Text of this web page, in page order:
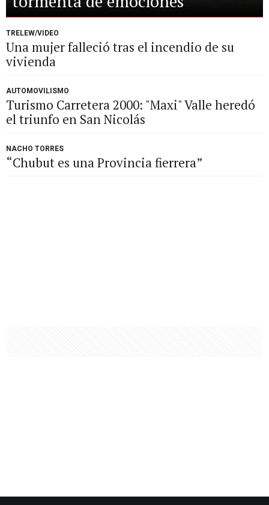
TRELEW/VIDEO
Una mujer falleció tras el incendio de su
vivienda
AUTOMOVILISMO
Turismo Carretera 2000: "Maxi" Valle heredó
el triunfo en San Nicolás
NACHO TORRES
“Chubut es una Provincia fierrera”